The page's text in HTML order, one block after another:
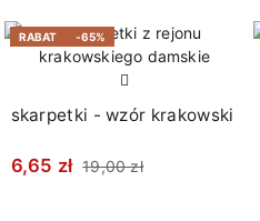
RABAT -65%
skarpetki - wzór krakowski
6,65 zł 19,00 zł